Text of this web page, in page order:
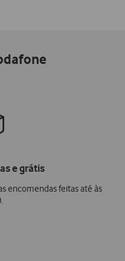
e grátis
encomendas feitas até às